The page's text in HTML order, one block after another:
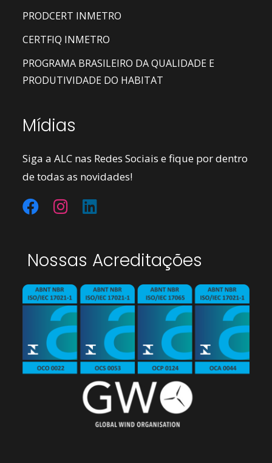
PRODCERT INMETRO
CERTFIQ INMETRO
PROGRAMA BRASILEIRO DA QUALIDADE E
PRODUTIVIDADE DO HABITAT
Mídias
Siga a ALC nas Redes Sociais e fique por dentro
de todas as novidades!
Nossas Acreditações